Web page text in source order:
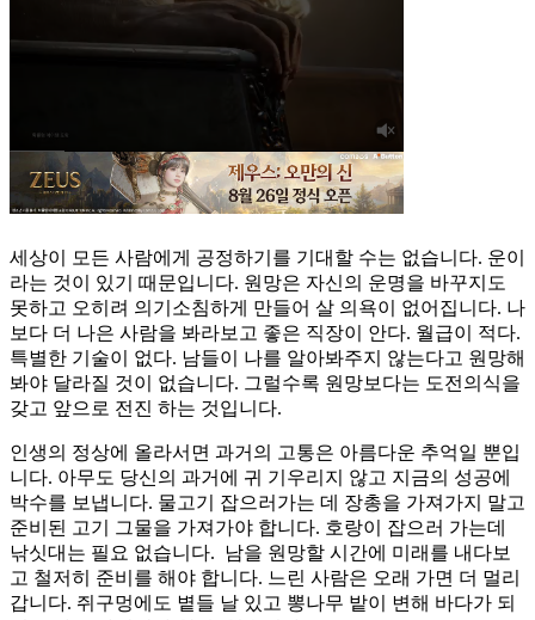
세상이 모든 사람에게 공정하기를 기대할 수는 없습니다. 운이
라는 것이 있기 때문입니다. 원망은 자신의 운명을 바꾸지도
못하고 오히려 의기소침하게 만들어 살 의욕이 없어집니다. 나
보다 더 나은 사람을 봐라보고 좋은 직장이 안다. 월급이 적다.
특별한 기술이 없다. 남들이 나를 알아봐주지 않는다고 원망해
봐야 달라질 것이 없습니다. 그럴수록 원망보다는 도전의식을
갖고 앞으로 전진 하는 것입니다.
인생의 정상에 올라서면 과거의 고통은 아름다운 추억일 뿐입
니다. 아무도 당신의 과거에 귀 기우리지 않고 지금의 성공에
박수를 보냅니다. 물고기 잡으러가는 데 장총을 가져가지 말고
준비된 고기 그물을 가져가야 합니다. 호랑이 잡으러 가는데
낚싯대는 필요 없습니다. 남을 원망할 시간에 미래를 내다보
고 철저히 준비를 해야 합니다. 느린 사람은 오래 가면 더 멀리
갑니다. 쥐구멍에도 볕들 날 있고 뽕나무 밭이 변해 바다가 되